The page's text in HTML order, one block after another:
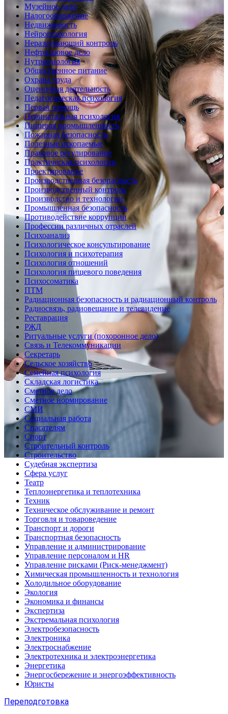
Музейное дело
Налогообложение
Недвижимость
Нейропсихология
Неразрушающий контроль
Нефтегазовое дело
Нутрициология
Общественное питание
Охрана труда
Оценочная деятельность
Педагогическая психология
Первая помощь
Перинатальная психология
Пищевая промышленность
Пожарная безопасность
Полезные ископаемые
Правовое регулирование
Практическая психология
Проектирование
Производственная безопасность
Производственный контроль
Производство и технологии
Промышленная безопасность
Противодействие коррупции
Профессии различных отраслей
Психоанализ
Психологическое консультирование
Психология и психотерапия
Психология отношений
Психология пищевого поведения
Психосоматика
ПТМ
Радиационная безопасность и радиационный контроль
Радиосвязь, радиовещание и телевидение
Реставрация
РЖД
Ритуальные услуги (похоронное дело)
Связь и Телекоммуникации
Секретарь
Сельское хозяйство
Семейная психология
Складская логистика
Сметное дело
Сметное нормирование
СМИ
Социальная работа
Спасателям
Спорт
Строительный контроль
Строительство
Судебная экспертиза
Сфера услуг
Театр
Теплоэнергетика и теплотехника
Техник
Техническое обслуживание и ремонт
Торговля и товароведение
Транспорт и дороги
Транспортная безопасность
Управление и администрирование
Управление персоналом и HR
Управление рисками (Риск-менеджмент)
Химическая промышленность и технология
Холодильное оборудование
Экология
Экономика и финансы
Экспертиза
Экстремальная психология
Электробезопасность
Электроника
Электроснабжение
Электротехника и электроэнергетика
Энергетика
Энергосбережение и энергоэффективность
Юристы
Переподготовка